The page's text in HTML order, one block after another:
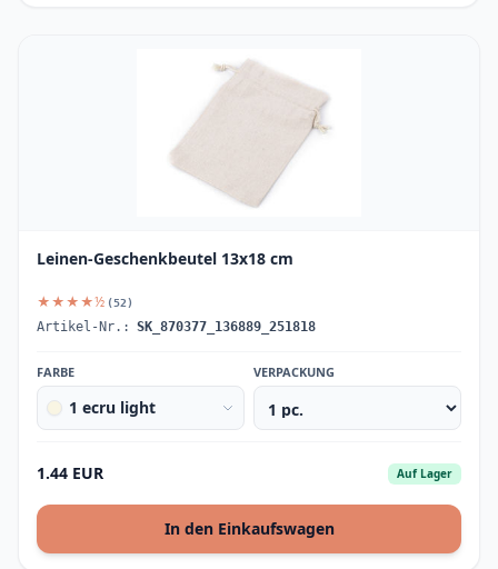
Leinen-Geschenkbeutel 13x18 cm
★★★★½ (52)
Artikel-Nr.: SK_870377_136889_251818
FARBE
1 ecru light
VERPACKUNG
1.44 EUR Auf Lager
In den Einkaufswagen